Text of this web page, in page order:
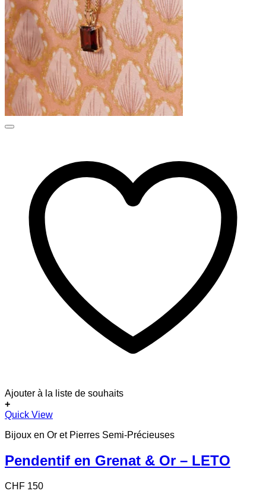
Ajouter à la liste de souhaits
+
Quick View
Bijoux en Or et Pierres Semi-Précieuses
Pendentif en Grenat & Or – LETO
CHF 150